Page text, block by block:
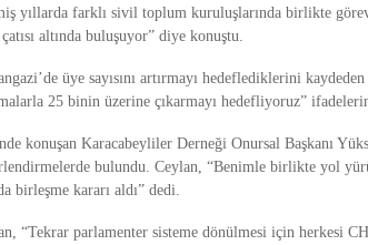
yıllarda farklı sivil toplum kuruluşlarında birlikte
altında buluşuyor” diye konuştu.
üye sayısını artırmayı hedeflediklerini
25 binin üzerine çıkarmayı hedefliyoruz”
konuşan Karacabeyliler Derneği Onursal Başkanı
bulundu. Ceylan, “Benimle birlikte yol
birleşme kararı aldı” dedi.
“Tekrar parlamenter sisteme dönülmesi için herkesi